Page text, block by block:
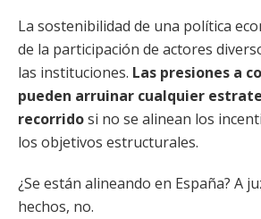
La sostenibilidad de una política
de la participación de actores
las instituciones. Las presiones a
pueden arruinar cualquier
recorridosi no se alinean los
los objetivos estructurales.
¿Se están alineando en España? A
hechos, no.